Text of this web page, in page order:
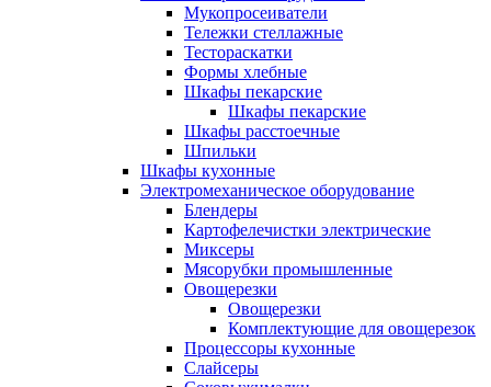
Мукопросеиватели
Тележки стеллажные
Тестораскатки
Формы хлебные
Шкафы пекарские
Шкафы пекарские
Шкафы расстоечные
Шпильки
Шкафы кухонные
Электромеханическое оборудование
Блендеры
Картофелечистки электрические
Миксеры
Мясорубки промышленные
Овощерезки
Овощерезки
Комплектующие для овощерезок
Процессоры кухонные
Слайсеры